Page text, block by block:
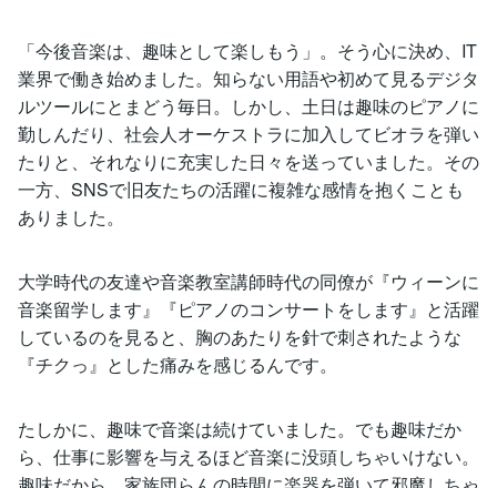
「今後音楽は、趣味として楽しもう」。そう心に決め、IT
業界で働き始めました。知らない用語や初めて見るデジタ
ルツールにとまどう毎日。しかし、土日は趣味のピアノに
勤しんだり、社会人オーケストラに加入してビオラを弾い
たりと、それなりに充実した日々を送っていました。その
一方、SNSで旧友たちの活躍に複雑な感情を抱くことも
ありました。
大学時代の友達や音楽教室講師時代の同僚が『ウィーンに
音楽留学します』『ピアノのコンサートをします』と活躍
しているのを見ると、胸のあたりを針で刺されたような
『チクっ』とした痛みを感じるんです。
たしかに、趣味で音楽は続けていました。でも趣味だか
ら、仕事に影響を与えるほど音楽に没頭しちゃいけない。